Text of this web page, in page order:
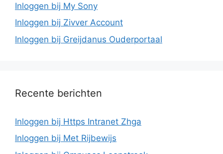
Inloggen bij My Sony
Inloggen bij Zivver Account
Inloggen bij Greijdanus Ouderportaal
Recente berichten
Inloggen bij Https Intranet Zhga
Inloggen bij Met Rijbewijs